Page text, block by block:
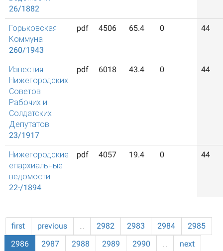
26/1882
Горьковская
Коммуна
260/1943
pdf 4506 65.4 0 44
Известия
Нижегородских
Советов
Рабочих и
Солдатских
Депутатов
23/1917
pdf 6018 43.4 0 44
Нижегородские
епархиальные
ведомости
22-/1894
pdf 4057 19.4 0 44
first previous … 2982 2983 2984
2985
2986
2987 2988 2989 2990 … next